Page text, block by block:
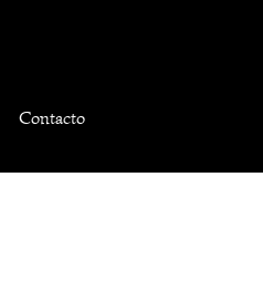
Contacto